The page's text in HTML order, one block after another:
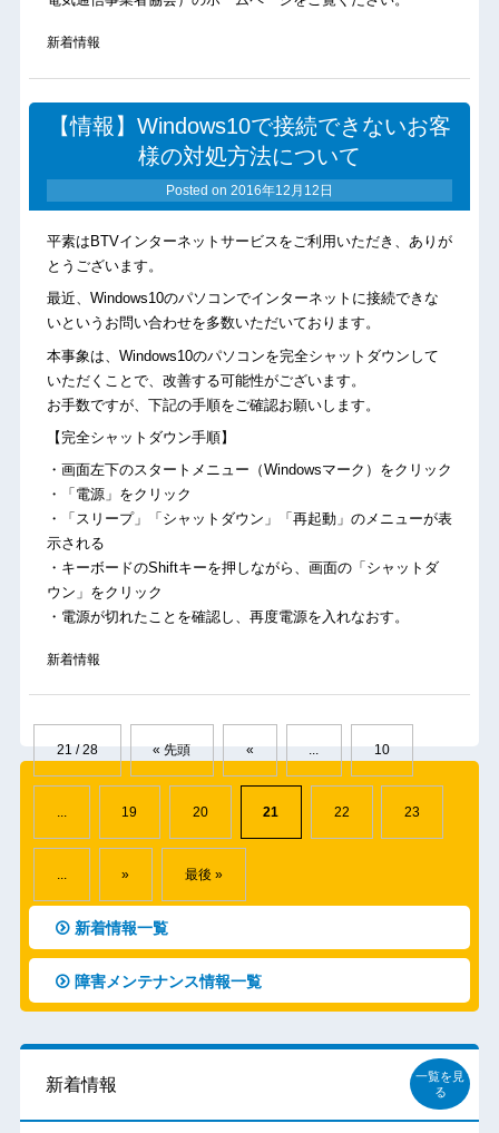
新着情報
【情報】Windows10で接続できないお客
様の対処方法について
Posted on 2016年12月12日
平素はBTVインターネットサービスをご利用いただき、ありが
とうございます。
最近、Windows10のパソコンでインターネットに接続できな
いというお問い合わせを多数いただいております。
本事象は、Windows10のパソコンを完全シャットダウンして
いただくことで、改善する可能性がございます。
お手数ですが、下記の手順をご確認お願いします。
【完全シャットダウン手順】
・画面左下のスタートメニュー（Windowsマーク）をクリック
・「電源」をクリック
・「スリープ」「シャットダウン」「再起動」のメニューが表
示される
・キーボードのShiftキーを押しながら、画面の「シャットダ
ウン」をクリック
・電源が切れたことを確認し、再度電源を入れなおす。
新着情報
21 / 28 « 先頭 « ... 10
... 19 20 21 22 23
» 最後 »
新着情報一覧
障害メンテナンス情報一覧
新着情報
一覧を見
る